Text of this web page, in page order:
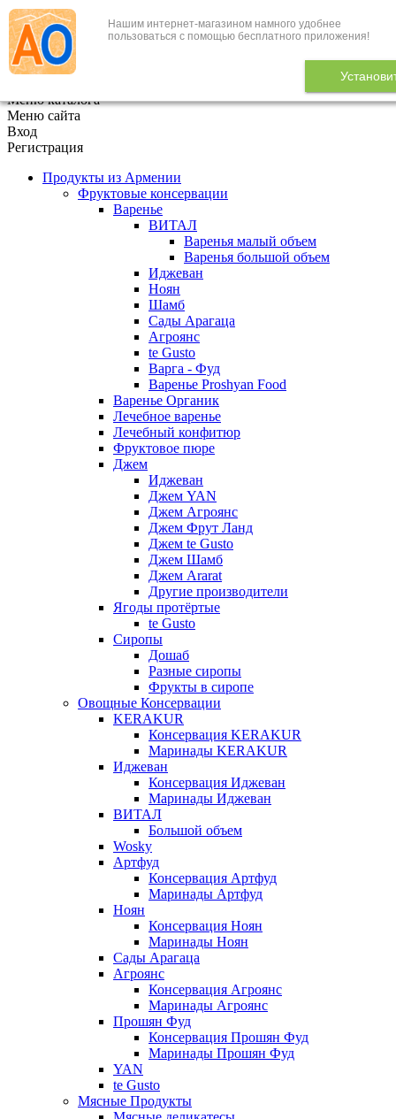
Нашим интернет-магазином намного удобнее
пользоваться с помощью бесплатного приложения!
+7 (495) 646-888-1
В корзине 0
Меню каталога
Меню сайта
Вход
Регистрация
Продукты из Армении
Фруктовые консервации
Варенье
ВИТАЛ
Варенья малый объем
Варенья большой объем
Иджеван
Ноян
Шамб
Сады Арагаца
Агроянс
te Gusto
Варга - Фуд
Варенье Proshyan Food
Варенье Органик
Лечебное варенье
Лечебный конфитюр
Фруктовое пюре
Джем
Иджеван
Джем YAN
Джем Агроянс
Джем Фрут Ланд
Джем te Gusto
Джем Шамб
Джем Ararat
Другие производители
Ягоды протёртые
te Gusto
Сиропы
Дошаб
Разные сиропы
Фрукты в сиропе
Овощные Консервации
KERAKUR
Консервация KERAKUR
Маринады KERAKUR
Иджеван
Консервация Иджеван
Маринады Иджеван
ВИТАЛ
Большой объем
Wosky
Артфуд
Консервация Артфуд
Маринады Артфуд
Ноян
Консервация Ноян
Маринады Ноян
Сады Арагаца
Агроянс
Консервация Агроянс
Маринады Агроянс
Прошян Фуд
Консервация Прошян Фуд
Маринады Прошян Фуд
YAN
te Gusto
Мясные Продукты